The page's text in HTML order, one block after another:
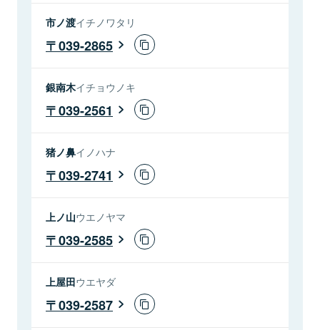
市ノ渡イチノワタリ
039-2865
銀南木イチョウノキ
039-2561
猪ノ鼻イノハナ
039-2741
上ノ山ウエノヤマ
039-2585
上屋田ウエヤダ
039-2587